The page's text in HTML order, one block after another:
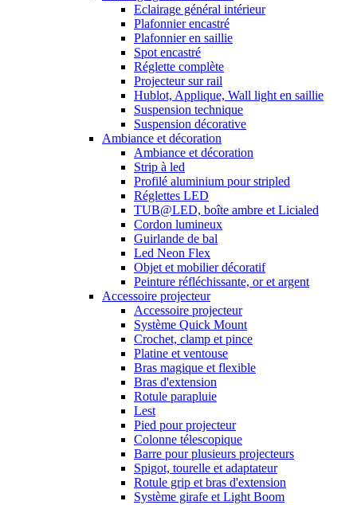
Eclairage général intérieur
Plafonnier encastré
Plafonnier en saillie
Spot encastré
Réglette complète
Projecteur sur rail
Hublot, Applique, Wall light en saillie
Suspension technique
Suspension décorative
Ambiance et décoration
Ambiance et décoration
Strip à led
Profilé aluminium pour stripled
Réglettes LED
TUB@LED, boîte ambre et Licialed
Cordon lumineux
Guirlande de bal
Led Neon Flex
Objet et mobilier décoratif
Peinture réfléchissante, or et argent
Accessoire projecteur
Accessoire projecteur
Système Quick Mount
Crochet, clamp et pince
Platine et ventouse
Bras magique et flexible
Bras d'extension
Rotule parapluie
Lest
Pied pour projecteur
Colonne télescopique
Barre pour plusieurs projecteurs
Spigot, tourelle et adaptateur
Rotule grip et bras d'extension
Système girafe et Light Boom